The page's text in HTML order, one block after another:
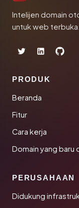
Intelijen domain
untuk web terbuka.
PRODUK
Beranda
Fitur
Cara kerja
Domain yang baru
PERUSAHAAN
Didukung